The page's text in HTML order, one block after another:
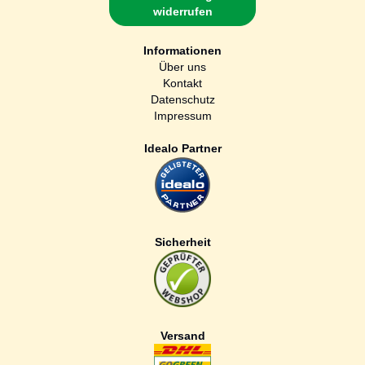
widerrufen
Informationen
Über uns
Kontakt
Datenschutz
Impressum
Idealo Partner
Sicherheit
Versand